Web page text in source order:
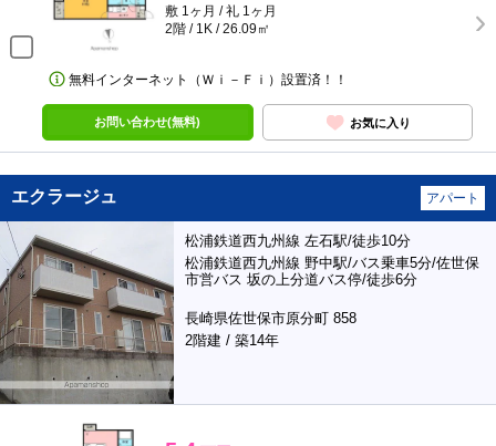
敷 1ヶ月 / 礼 1ヶ月
2階 / 1K / 26.09㎡
無料インターネット（Ｗｉ－Ｆｉ）設置済！！
お問い合わせ(無料) お気に入り
エクラージュ アパート
松浦鉄道西九州線 左石駅/徒歩10分
松浦鉄道西九州線 野中駅/バス乗車5分/佐世保
市営バス 坂の上分道バス停/徒歩6分
長崎県佐世保市原分町 858
2階建 / 築14年